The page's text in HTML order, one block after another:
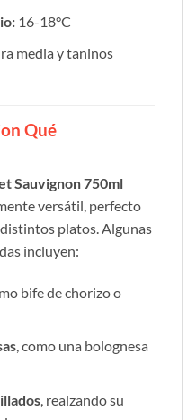
16-18°C
media y taninos
Qué
Sauvignon 750ml
versátil, perfecto
platos. Algunas
incluyen:
bife de chorizo o
, como una bolognesa
, realzando su